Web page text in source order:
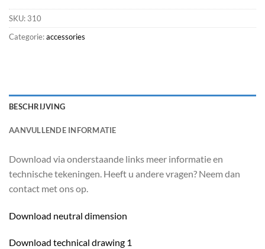
SKU: 310
Categorie:accessories
BESCHRIJVING
AANVULLENDE INFORMATIE
Download via onderstaande links meer informatie en
technische tekeningen. Heeft u andere vragen? Neem dan
contact met ons op.
Download neutral dimension
Download technical drawing 1